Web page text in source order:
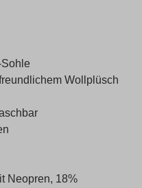
Wollplüsch
Neopren, 18%